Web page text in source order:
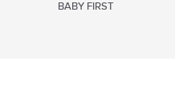
BABY FIRST